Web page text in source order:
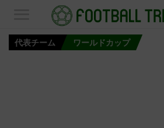
代表チーム ワールドカップ